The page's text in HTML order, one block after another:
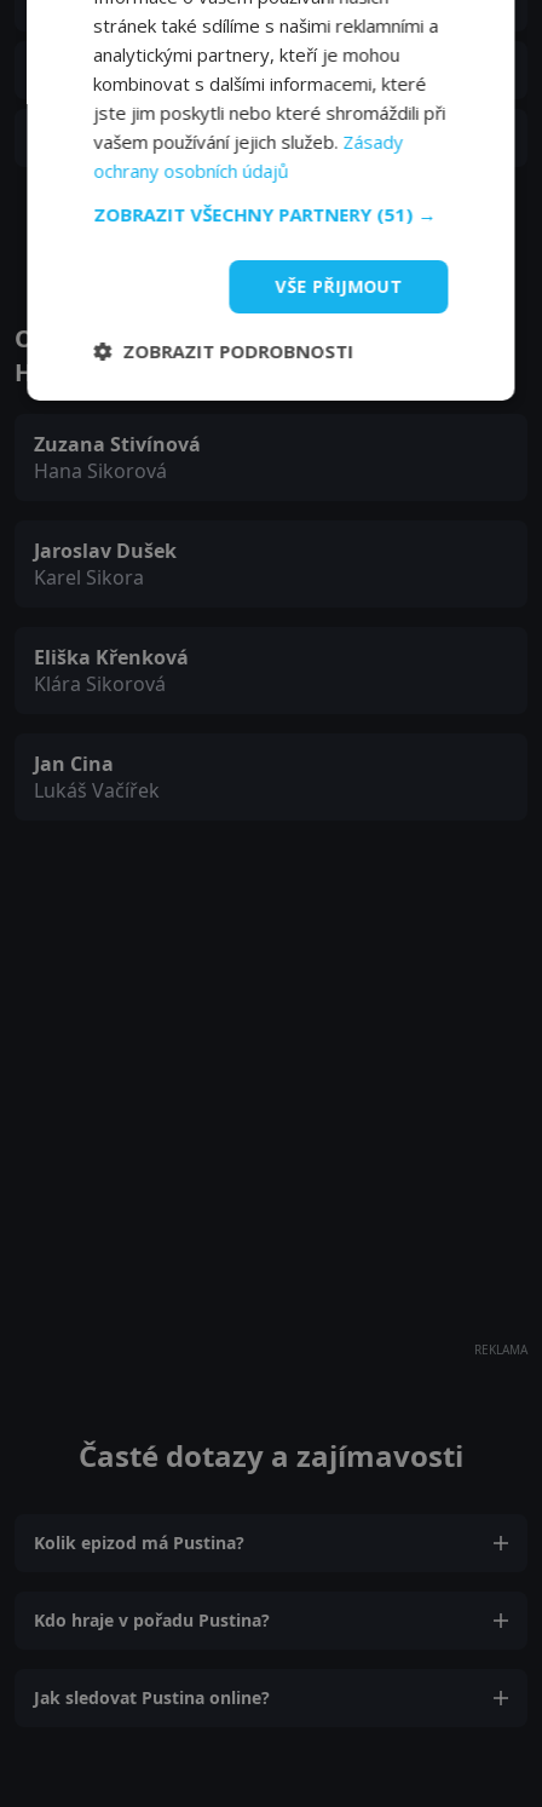
5. epizoda:Epizoda 5
27. 11. 2016
4. epizoda:Epizoda 4
S01E04
Zobrazit další epizody
Obsazení filmu nebo pořadu Pustina -
Herci a tvůrci
Zuzana Stivínová
Hana Sikorová
Jaroslav Dušek
Karel Sikora
Eliška Křenková
Klára Sikorová
Jan Cina
Lukáš Vačířek
REKLAMA
Časté dotazy a zajímavosti
Kolik epizod má Pustina?
Kdo hraje v pořadu Pustina?
Jak sledovat Pustina online?
stránek také sdílíme s našimi reklamními a
analytickými partnery, kteří je mohou
kombinovat s dalšími informacemi, které
jste jim poskytli nebo které shromáždili při
vašem používání jejich služeb. Zásady
ochrany osobních údajů
ZOBRAZIT VŠECHNY PARTNERY (51) →
VŠE PŘIJMOUT
ZOBRAZIT PODROBNOSTI